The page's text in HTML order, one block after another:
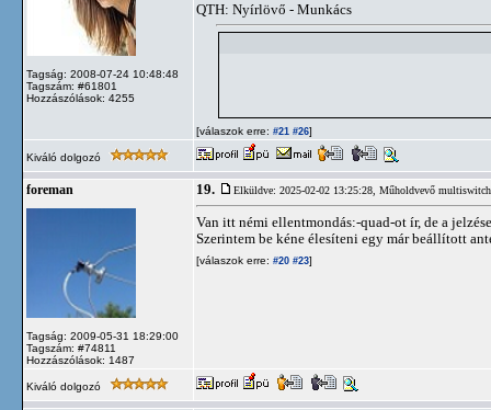
Tagság: 2008-07-24 10:48:48
Tagszám: #61801
Hozzászólások: 4255
QTH: Nyírlövő - Munkács
[válaszok erre: #21 #26]
Kiváló dolgozó
foreman
Tagság: 2009-05-31 18:29:00
Tagszám: #74811
Hozzászólások: 1487
19. Elküldve: 2025-02-02 13:25:28, Műholdvevő multiswitch
Van itt némi ellentmondás:-quad-ot ír, de a
Szerintem be kéne élesíteni egy már beállított
[válaszok erre: #20 #23]
Kiváló dolgozó